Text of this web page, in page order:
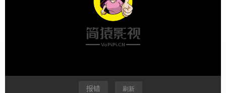
报错 刷新